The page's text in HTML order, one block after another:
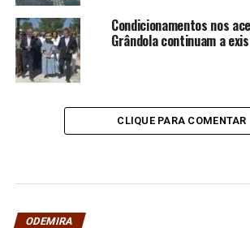
Condicionamentos nos
Grândola continuam a
CLIQUE PARA COMENTAR
ODEMIRA